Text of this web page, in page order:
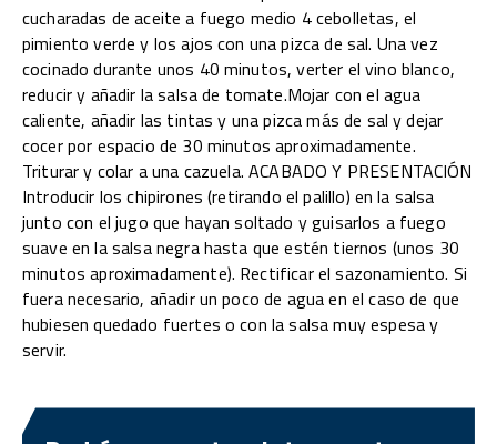
cucharadas de aceite a fuego medio 4 cebolletas, el
pimiento verde y los ajos con una pizca de sal. Una vez
cocinado durante unos 40 minutos, verter el vino blanco,
reducir y añadir la salsa de tomate.Mojar con el agua
caliente, añadir las tintas y una pizca más de sal y dejar
cocer por espacio de 30 minutos aproximadamente.
Triturar y colar a una cazuela. ACABADO Y PRESENTACIÓN
Introducir los chipirones (retirando el palillo) en la salsa
junto con el jugo que hayan soltado y guisarlos a fuego
suave en la salsa negra hasta que estén tiernos (unos 30
minutos aproximadamente). Rectificar el sazonamiento. Si
fuera necesario, añadir un poco de agua en el caso de que
hubiesen quedado fuertes o con la salsa muy espesa y
servir.